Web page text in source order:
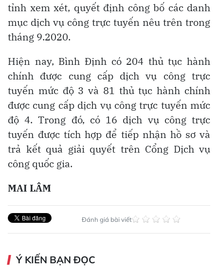
tỉnh xem xét, quyết định công bố các danh
mục dịch vụ công trực tuyến nêu trên trong
tháng 9.2020.
Hiện nay, Bình Định có 204 thủ tục hành
chính được cung cấp dịch vụ công trực
tuyến mức độ 3 và 81 thủ tục hành chính
được cung cấp dịch vụ công trực tuyến mức
độ 4. Trong đó, có 16 dịch vụ công trực
tuyến được tích hợp để tiếp nhận hồ sơ và
trả kết quả giải quyết trên Cổng Dịch vụ
công quốc gia.
MAI LÂM
Đánh giá bài viết
Ý KIẾN BẠN ĐỌC